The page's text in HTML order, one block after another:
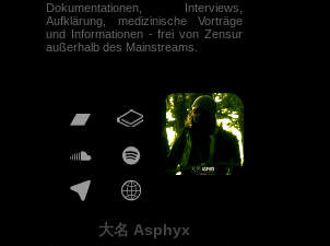
Dokumentationen, Interviews,
Aufklärung, medizinische Vorträge
und Informationen - frei von Zensur
außerhalb des Mainstreams.
大名 Asphyx